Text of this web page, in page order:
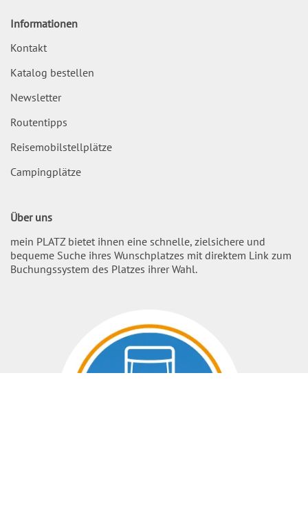
Informationen
Kontakt
Katalog bestellen
Newsletter
Routentipps
Reisemobilstellplätze
Campingplätze
Über uns
mein PLATZ bietet ihnen eine schnelle, zielsichere und
bequeme Suche ihres Wunschplatzes mit direktem Link zum
Buchungssystem des Platzes ihrer Wahl.